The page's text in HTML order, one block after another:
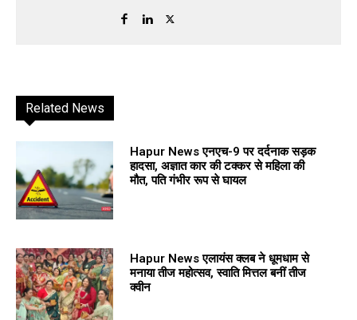
Related News
Hapur News एनएच-9 पर दर्दनाक सड़क
हादसा, अज्ञात कार की टक्कर से महिला की
मौत, पति गंभीर रूप से घायल
Hapur News एलायंस क्लब ने धूमधाम से
मनाया तीज महोत्सव, स्वाति मित्तल बनीं तीज
क्वीन